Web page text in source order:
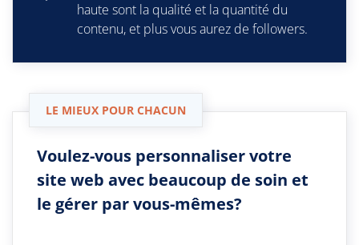
haute sont la qualité et la quantité du
contenu, et plus vous aurez de followers.
Voulez-vous personnaliser votre
site web avec beaucoup de soin et
le gérer par vous-mêmes?
LE MIEUX POUR CHACUN